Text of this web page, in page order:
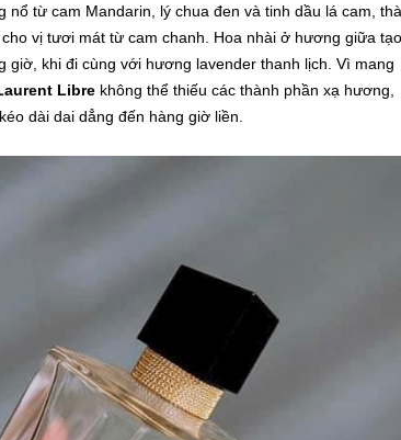
nổ từ cam Mandarin, lý chua đen và tinh dầu lá cam,
vị tươi mát từ cam chanh. Hoa nhài ở hương giữa tạo
khi đi cùng với hương lavender thanh lịch. Vì mang
Libre không thể thiếu các thành phần xạ hương,
dài dai dẳng đến hàng giờ liền.